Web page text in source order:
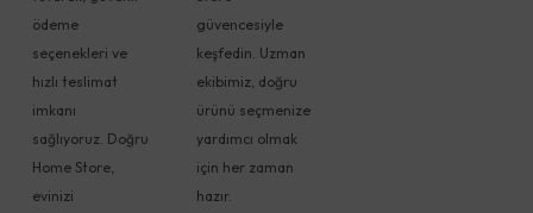
ödeme
seçenekleri ve
hızlı teslimat
imkanı
sağlıyoruz. Doğru
Home Store,
evinizi
güvencesiyle
keşfedin. Uzman
ekibimiz, doğru
ürünü seçmenize
yardımcı olmak
için her zaman
hazır.